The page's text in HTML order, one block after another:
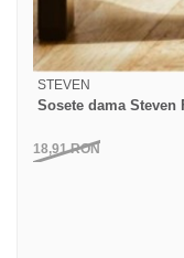
STEVEN
Sosete dama Steven
18,91RON